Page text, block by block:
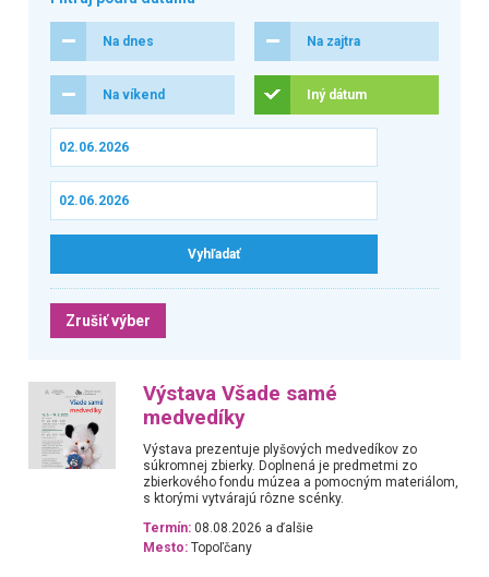
Na dnes Na zajtra
Na víkend Iný dátum
Zrušiť výber
Výstava Všade samé
medvedíky
Výstava prezentuje plyšových medvedíkov zo
súkromnej zbierky. Doplnená je predmetmi zo
zbierkového fondu múzea a pomocným materiálom,
s ktorými vytvárajú rôzne scénky.
Termín: 08.08.2026 a ďalšie
Mesto: Topoľčany